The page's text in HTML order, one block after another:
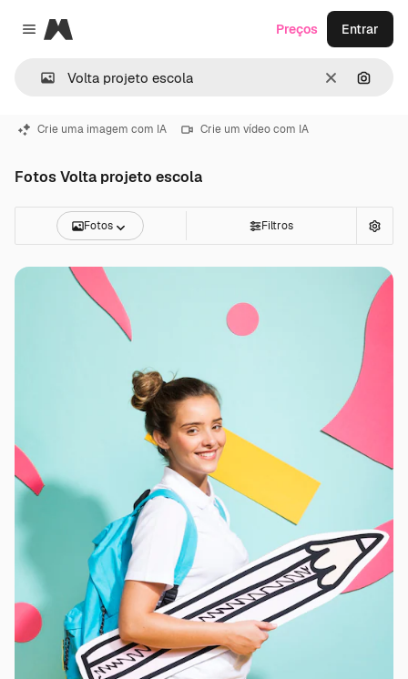
Close menu
Magnific
Limpar
Preços Entrar
Crie uma imagem com IA Crie um vídeo com IA
Fotos Volta projeto escola
Fotos Filtros